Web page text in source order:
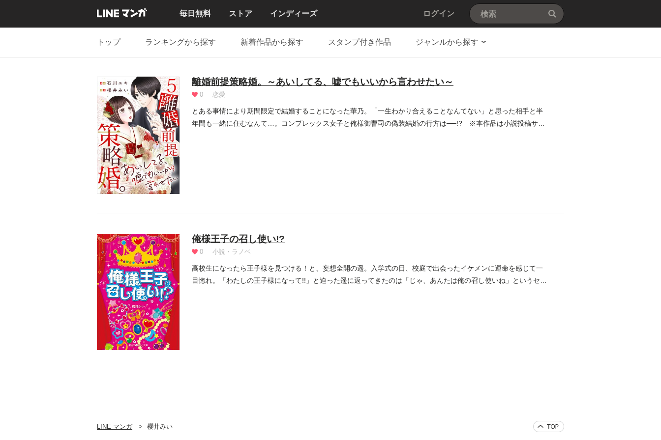
毎日無料 ストア インディーズ ログイン
トップ ランキングから探す 新着作品から探す スタンプ付き作品 ジャンルから探す
離婚前提策略婚。～あいしてる、嘘でもいいから言わせたい～
0 恋愛
とある事情により期間限定で結婚することになった華乃。「一生わかり合えることなんてない」と思った相手と半
年間も一緒に住むなんて…。コンプレックス女子と俺様御曹司の偽装結婚の行方は──!? ※本作品は小説投稿サイ
俺様王子の召し使い!?
0 小説・ラノベ
高校生になったら王子様を見つける！と、妄想全開の遥。入学式の日、校庭で出会ったイケメンに運命を感じて一
目惚れ。「わたしの王子様になって!!」と迫った遥に返ってきたのは「じゃ、あんたは俺の召し使いね」というセリ
LINE マンガ 櫻井みい